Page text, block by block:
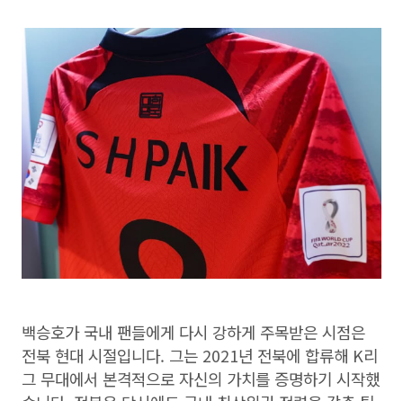
백승호가 국내 팬들에게 다시 강하게 주목받은 시점은
전북 현대 시절입니다. 그는 2021년 전북에 합류해 K리
그 무대에서 본격적으로 자신의 가치를 증명하기 시작했